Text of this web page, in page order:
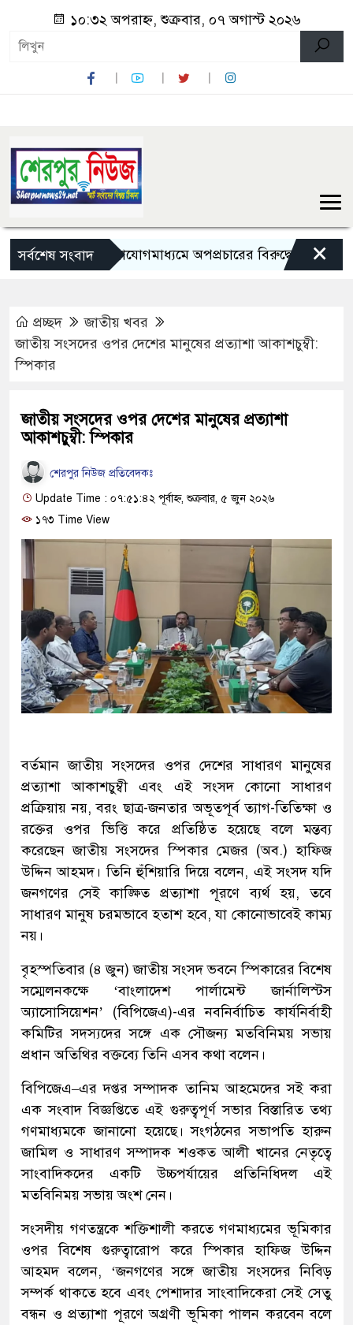
১০:৩২ অপরাহ্ন, শুক্রবার, ০৭ অগাস্ট ২০২৬
সর্বশেষ সংবাদ
যোগাযোগমাধ্যমে অপপ্রচারের বিরুদ্ধে সতর্ক থাকার
×
প্রচ্ছদ
জাতীয় খবর
জাতীয় সংসদের ওপর দেশের মানুষের প্রত্যাশা আকাশচুম্বী:
স্পিকার
জাতীয় সংসদের ওপর দেশের মানুষের প্রত্যাশা
আকাশচুম্বী: স্পিকার
শেরপুর নিউজ প্রতিবেদকঃ
Update Time : ০৭:৫১:৪২ পূর্বাহ্ন, শুক্রবার, ৫ জুন ২০২৬
১৭৩ Time View
বর্তমান জাতীয় সংসদের ওপর দেশের সাধারণ মানুষের
প্রত্যাশা আকাশচুম্বী এবং এই সংসদ কোনো সাধারণ
প্রক্রিয়ায় নয়, বরং ছাত্র-জনতার অভূতপূর্ব ত্যাগ-তিতিক্ষা ও
রক্তের ওপর ভিত্তি করে প্রতিষ্ঠিত হয়েছে বলে মন্তব্য
করেছেন জাতীয় সংসদের স্পিকার মেজর (অব.) হাফিজ
উদ্দিন আহমদ। তিনি হুঁশিয়ারি দিয়ে বলেন, এই সংসদ যদি
জনগণের সেই কাঙ্ক্ষিত প্রত্যাশা পূরণে ব্যর্থ হয়, তবে
সাধারণ মানুষ চরমভাবে হতাশ হবে, যা কোনোভাবেই কাম্য
নয়।
বৃহস্পতিবার (৪ জুন) জাতীয় সংসদ ভবনে স্পিকারের বিশেষ
সম্মেলনকক্ষে ‘বাংলাদেশ পার্লামেন্ট জার্নালিস্টস
অ্যাসোসিয়েশন’ (বিপিজেএ)-এর নবনির্বাচিত কার্যনির্বাহী
কমিটির সদস্যদের সঙ্গে এক সৌজন্য মতবিনিময় সভায়
প্রধান অতিথির বক্তব্যে তিনি এসব কথা বলেন।
বিপিজেএ–এর দপ্তর সম্পাদক তানিম আহমেদের সই করা
এক সংবাদ বিজ্ঞপ্তিতে এই গুরুত্বপূর্ণ সভার বিস্তারিত তথ্য
গণমাধ্যমকে জানানো হয়েছে। সংগঠনের সভাপতি হারুন
জামিল ও সাধারণ সম্পাদক শওকত আলী খানের নেতৃত্বে
সাংবাদিকদের একটি উচ্চপর্যায়ের প্রতিনিধিদল এই
মতবিনিময় সভায় অংশ নেন।
সংসদীয় গণতন্ত্রকে শক্তিশালী করতে গণমাধ্যমের ভূমিকার
ওপর বিশেষ গুরুত্বারোপ করে স্পিকার হাফিজ উদ্দিন
আহমদ বলেন, ‘জনগণের সঙ্গে জাতীয় সংসদের নিবিড়
সম্পর্ক থাকতে হবে এবং পেশাদার সাংবাদিকেরা সেই সেতু
বন্ধন ও প্রত্যাশা পূরণে অগ্রণী ভূমিকা পালন করবেন বলে